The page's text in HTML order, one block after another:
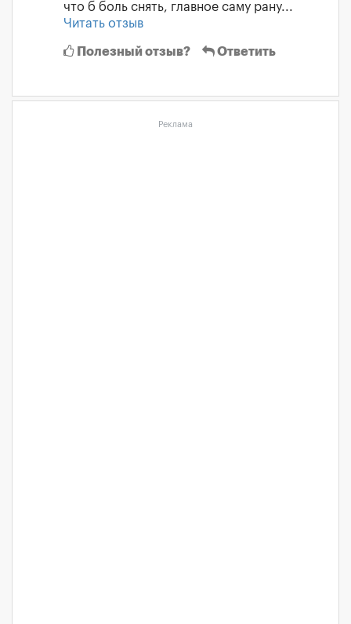
что б боль снять, главное саму рану...
Читать отзыв
Полезный отзыв? Ответить
Реклама